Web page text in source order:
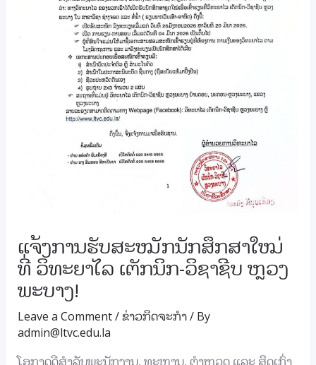
ແຈ້ງການຮັບສະໝັກນັກສຶກສາໃໝ່
ທີ່ ວິທະຍາໄລ ເຕັກນິກ-ວິຊາຊີບ ຫຼວງ
ພະບາງ!
Leave a Comment/ຂ່າວກິດຈະກຳ/ By
admin@ltvc.edu.la
ໂອກາດດີສຳລັບພະນັກງານ, ທະຫານ, ຕຳຫຼວດ ແລະ ສິດເກົ່າ